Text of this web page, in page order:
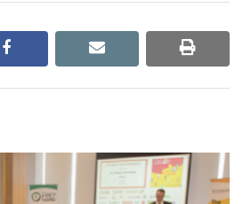
facebook email print